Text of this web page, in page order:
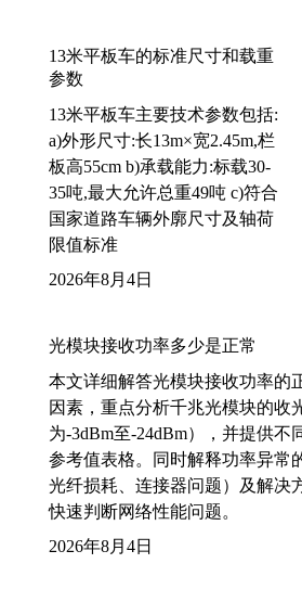
13米平板车的标准尺寸和载重
参数
13米平板车主要技术参数包括:
a)外形尺寸:长13m×宽2.45m,栏
板高55cm b)承载能力:标载30-
35吨,最大允许总重49吨 c)符合
国家道路车辆外廓尺寸及轴荷
限值标准
2026年8月4日
光模块接收功率多少是正常
本文详细解答光模块接收功率的
因素，重点分析千兆光模块的收
为-3dBm至-24dBm），并提供不
参考值表格。同时解释功率异常
光纤损耗、连接器问题）及解决
快速判断网络性能问题。
2026年8月4日